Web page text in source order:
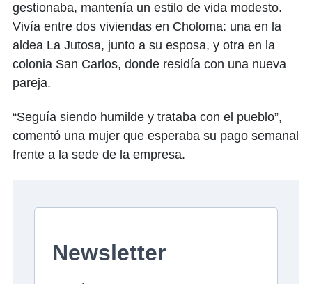
gestionaba, mantenía un estilo de vida modesto.
Vivía entre dos viviendas en Choloma: una en la
aldea La Jutosa, junto a su esposa, y otra en la
colonia San Carlos, donde residía con una nueva
pareja.
“Seguía siendo humilde y trataba con el pueblo”,
comentó una mujer que esperaba su pago semanal
frente a la sede de la empresa.